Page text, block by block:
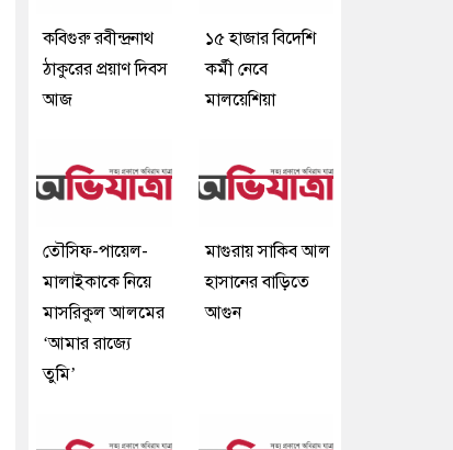
কবিগুরু রবীন্দ্রনাথ
ঠাকুরের প্রয়াণ দিবস
আজ
১৫ হাজার বিদেশি
কর্মী নেবে
মালয়েশিয়া
তৌসিফ-পায়েল-
মালাইকাকে নিয়ে
মাসরিকুল আলমের
‘আমার রাজ্যে
তুমি’
মাগুরায় সাকিব আল
হাসানের বাড়িতে
আগুন